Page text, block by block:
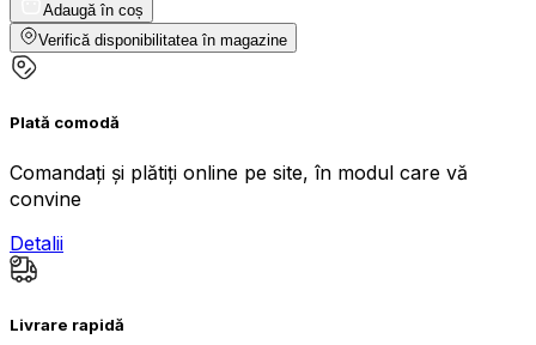
Adaugă în coș
Verifică disponibilitatea în magazine
Plată comodă
Comandați și plătiți online pe site, în modul care vă
convine
Detalii
Livrare rapidă